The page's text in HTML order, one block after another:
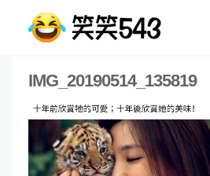
IMG_20190514_135819